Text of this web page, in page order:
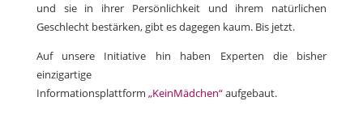
und sie in ihrer Persönlichkeit und ihrem natürlichen
Geschlecht bestärken, gibt es dagegen kaum. Bis jetzt.
Auf unsere Initiative hin haben Experten die bisher
einzigartige
Informationsplattform „KeinMädchen“aufgebaut.